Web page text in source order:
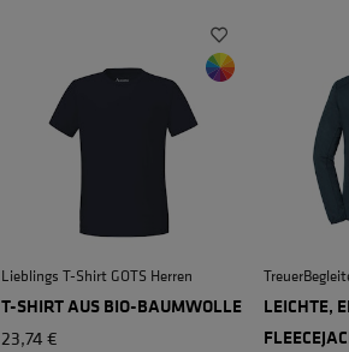
+ 3
Lieblings T-Shirt GOTS Herren
T-SHIRT AUS BIO-BAUMWOLLE
23,74 €
LEICHTE,